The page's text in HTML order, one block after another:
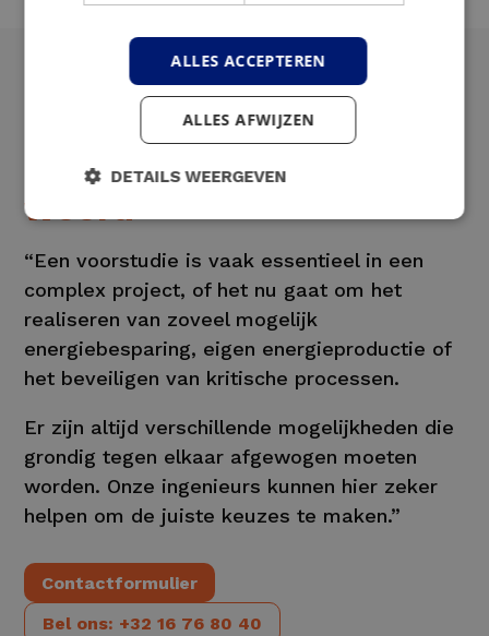
Onze expert aan het
woord
“Een voorstudie is vaak essentieel in een
complex project, of het nu gaat om het
realiseren van zoveel mogelijk
energiebesparing, eigen energieproductie of
het beveiligen van kritische processen.
Er zijn altijd verschillende mogelijkheden die
grondig tegen elkaar afgewogen moeten
worden. Onze ingenieurs kunnen hier zeker
helpen om de juiste keuzes te maken.”
Contactformulier
Bel ons: +32 16 76 80 40
ALLES ACCEPTEREN
ALLES AFWIJZEN
DETAILS WEERGEVEN